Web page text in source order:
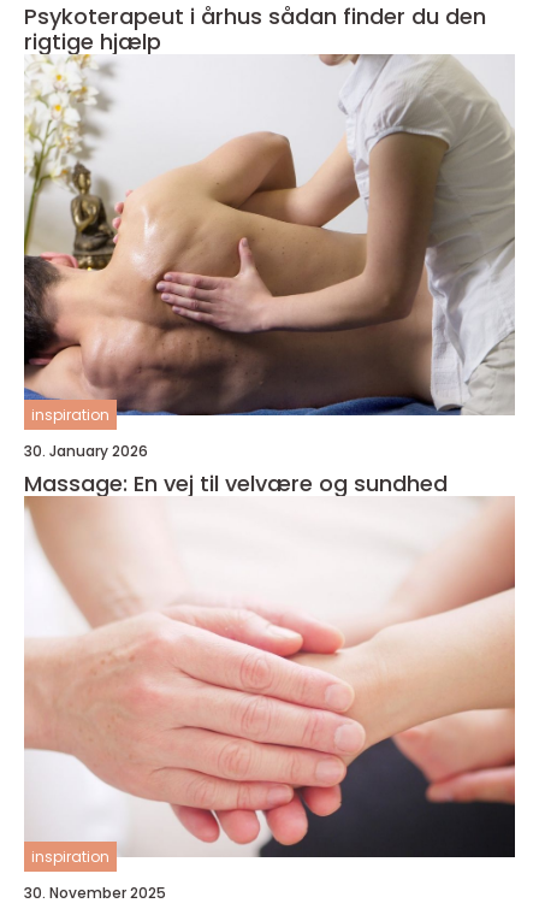
Psykoterapeut i århus sådan finder du den
rigtige hjælp
inspiration
30. January 2026
Massage: En vej til velvære og sundhed
inspiration
30. November 2025